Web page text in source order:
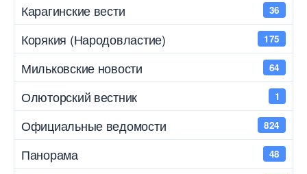
Карагинские вести 36
Корякия (Народовластие) 175
Мильковские новости 64
Олюторский вестник 1
Официальные ведомости 824
Панорама 48